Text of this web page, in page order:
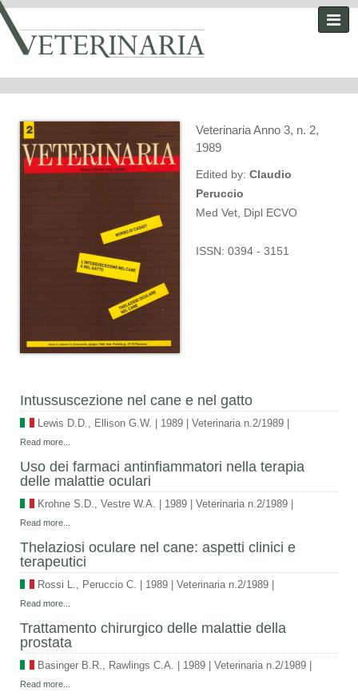
Veterinaria Anno 3, n. 2,
1989
Edited by: Claudio
Peruccio
Med Vet, Dipl ECVO
ISSN: 0394 - 3151
Intussuscezione nel cane e nel gatto
Lewis D.D., Ellison G.W. 1989 Veterinaria n.2/1989
Read more...
Uso dei farmaci antinfiammatori nella terapia
delle malattie oculari
Krohne S.D., Vestre W.A. 1989 Veterinaria n.2/1989
Read more...
Thelaziosi oculare nel cane: aspetti clinici e
terapeutici
Rossi L., Peruccio C. 1989 Veterinaria n.2/1989
Read more...
Trattamento chirurgico delle malattie della
prostata
Basinger B.R., Rawlings C.A. 1989 Veterinaria n.2/1989
Read more...